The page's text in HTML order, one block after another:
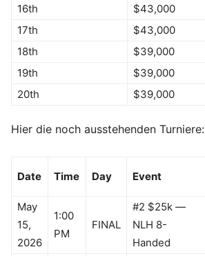
16th
$43,000
17th
$43,000
18th
$39,000
19th
$39,000
20th
$39,000
Hier die noch ausstehenden Turniere:
Date Time Day Event
May
15,
2026
1:00
PM
FINAL
#2 $25k —
NLH 8-
Handed